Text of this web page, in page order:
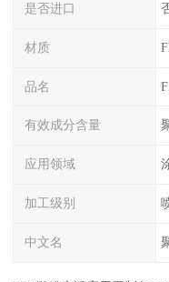
是否进口
材质
品名
有效成分含量
应用领域
加工级别
中文名